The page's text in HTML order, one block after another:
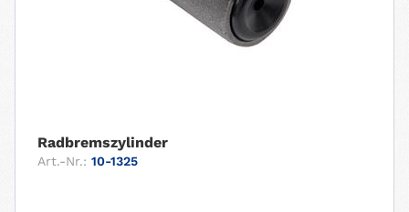
Radbremszylinder
Art.-Nr.: 10-1325